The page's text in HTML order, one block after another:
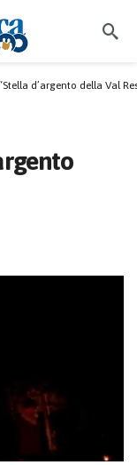
d’argento della Val